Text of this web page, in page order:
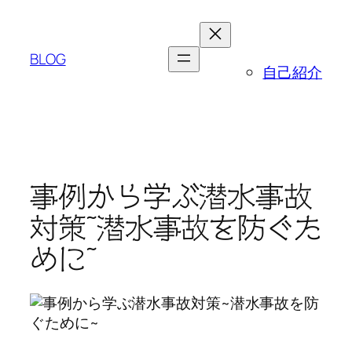
BLOG
自己紹介
事例から学ぶ潜水事故
対策~潜水事故を防ぐた
めに~